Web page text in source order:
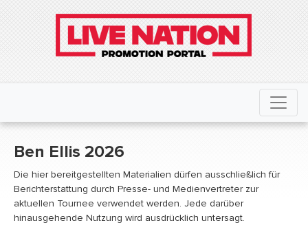
Ben Ellis 2026
Die hier bereitgestellten Materialien dürfen ausschließlich für
Berichterstattung durch Presse- und Medienvertreter zur
aktuellen Tournee verwendet werden. Jede darüber
hinausgehende Nutzung wird ausdrücklich untersagt.